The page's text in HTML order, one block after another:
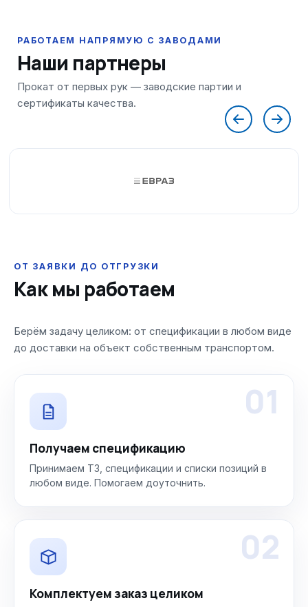
Наши партнеры
ОТ ЗАЯВКИ ДО ОТГРУЗКИ
Как мы работаем
Берём задачу целиком: от спецификации в любом виде
до доставки на объект собственным транспортом.
01
Получаем спецификацию
Принимаем ТЗ, спецификации и списки позиций в
любом виде. Помогаем доуточнить.
02
Комплектуем заказ целиком